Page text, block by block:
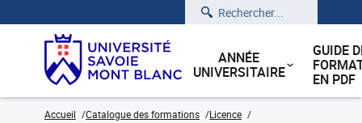
Rechercher
ANNÉE
UNIVERSITAIRE
GUIDE
EN PDF
Accueil Catalogue des formations
Licence